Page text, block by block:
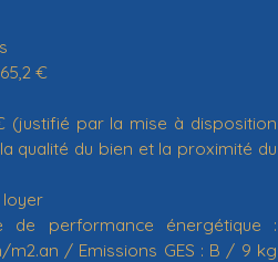
€
par la mise à disposition
qualité du bien et la proximité du
loyer
de performance énergétique :
/ Emissions GES : B / 9 kg